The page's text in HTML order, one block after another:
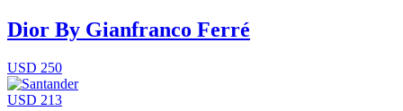
Dior By Gianfranco Ferré
USD 250
USD 213